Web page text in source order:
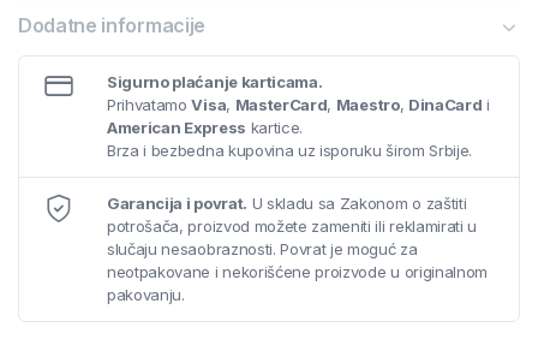
Dodatne informacije
Sigurno plaćanje karticama.
PrihvatamoVisa, MasterCard, Maestro, DinaCard i
American Express kartice.
Brza i bezbedna kupovina uz isporuku širom Srbije.
Garancija i povrat. U skladu sa Zakonom o zaštiti
potrošača, proizvod možete zameniti ili reklamirati u
slučaju nesaobraznosti. Povrat je moguć za
neotpakovane i nekorišćene proizvode u originalnom
pakovanju.